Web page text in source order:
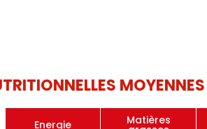
MOYENNES
Energie Matières